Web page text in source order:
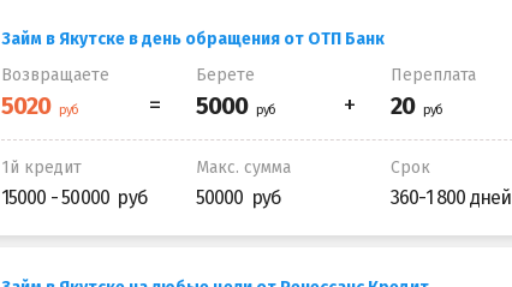
Займ в Якутске в день обращения от ОТП Банк
Возвращаете
Берете Переплата
1й кредит
15000 - 50000
Макс. сумма
50000
Срок
360-1 800 дней